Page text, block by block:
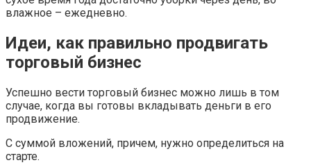
влажное – ежедневно.
Идеи, как правильно продвигать
торговый бизнес
Успешно вести торговый бизнес можно лишь в том
случае, когда вы готовы вкладывать деньги в его
продвижение.
С суммой вложений, причем, нужно определиться на
старте.